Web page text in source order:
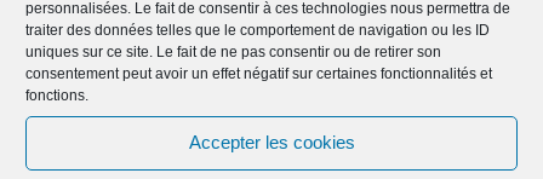
personnalisées. Le fait de consentir à ces technologies nous permettra de
traiter des données telles que le comportement de navigation ou les ID
uniques sur ce site. Le fait de ne pas consentir ou de retirer son
consentement peut avoir un effet négatif sur certaines fonctionnalités et
fonctions.
Accepter les cookies
est très réactive et à l'écoute de nos envies.
Je suis au début de mon projet et déjà
encore terminé la formation "Rénover sa